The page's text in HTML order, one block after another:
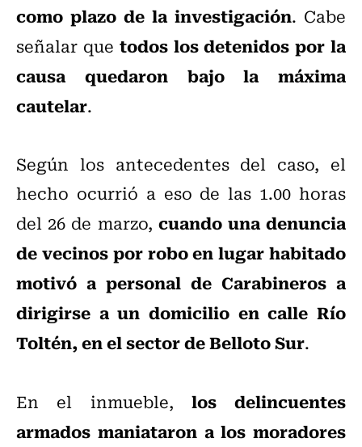
como plazo de la investigación. Cabe
señalar que todos los detenidos por la
causa quedaron bajo la máxima
cautelar.
Según los antecedentes del caso, el
hecho ocurrió a eso de las 1.00 horas
del 26 de marzo, cuando una denuncia
de vecinos por robo en lugar habitado
motivó a personal de Carabineros a
dirigirse a un domicilio en calle Río
Toltén, en el sector de Belloto Sur.
En el inmueble, los delincuentes
armados maniataron a los moradores